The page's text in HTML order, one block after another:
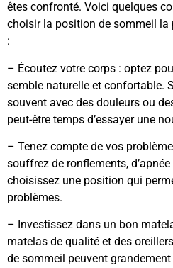
êtes confronté. Voici quelques
choisir la position de sommeil la
:
– Écoutez votre corps : optez
semble naturelle et confortable.
souvent avec des douleurs ou
peut-être temps d’essayer une
– Tenez compte de vos
souffrez de ronflements,
choisissez une position qui
problèmes.
– Investissez dans un bon
matelas de qualité et des
de sommeil peuvent